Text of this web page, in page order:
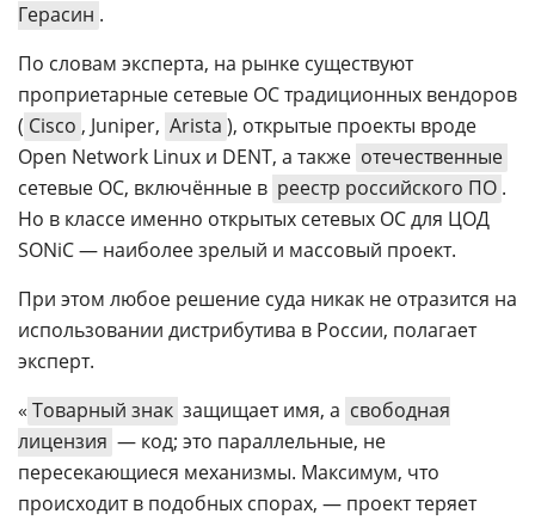
Герасин .
По словам эксперта, на рынке существуют
проприетарные сетевые ОС традиционных вендоров
( Cisco , Juniper, Arista ), открытые проекты вроде
Open Network Linux и DENT, а также отечественные
сетевые ОС, включённые в реестр российского ПО .
Но в классе именно открытых сетевых ОС для ЦОД
SONiC — наиболее зрелый и массовый проект.
При этом любое решение суда никак не отразится на
использовании дистрибутива в России, полагает
эксперт.
« Товарный знак защищает имя, а свободная
лицензия — код; это параллельные, не
пересекающиеся механизмы. Максимум, что
происходит в подобных спорах, — проект теряет